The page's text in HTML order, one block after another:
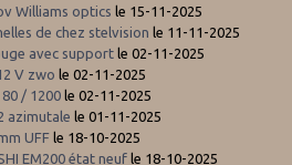
Williams optics le 15-11-2025
de chez stelvision le 11-11-2025
avec support le 02-11-2025
V zwo le 02-11-2025
/ 1200 le 02-11-2025
azimutale le 01-11-2025
UFF le 18-10-2025
EM200 état neuf le 18-10-2025